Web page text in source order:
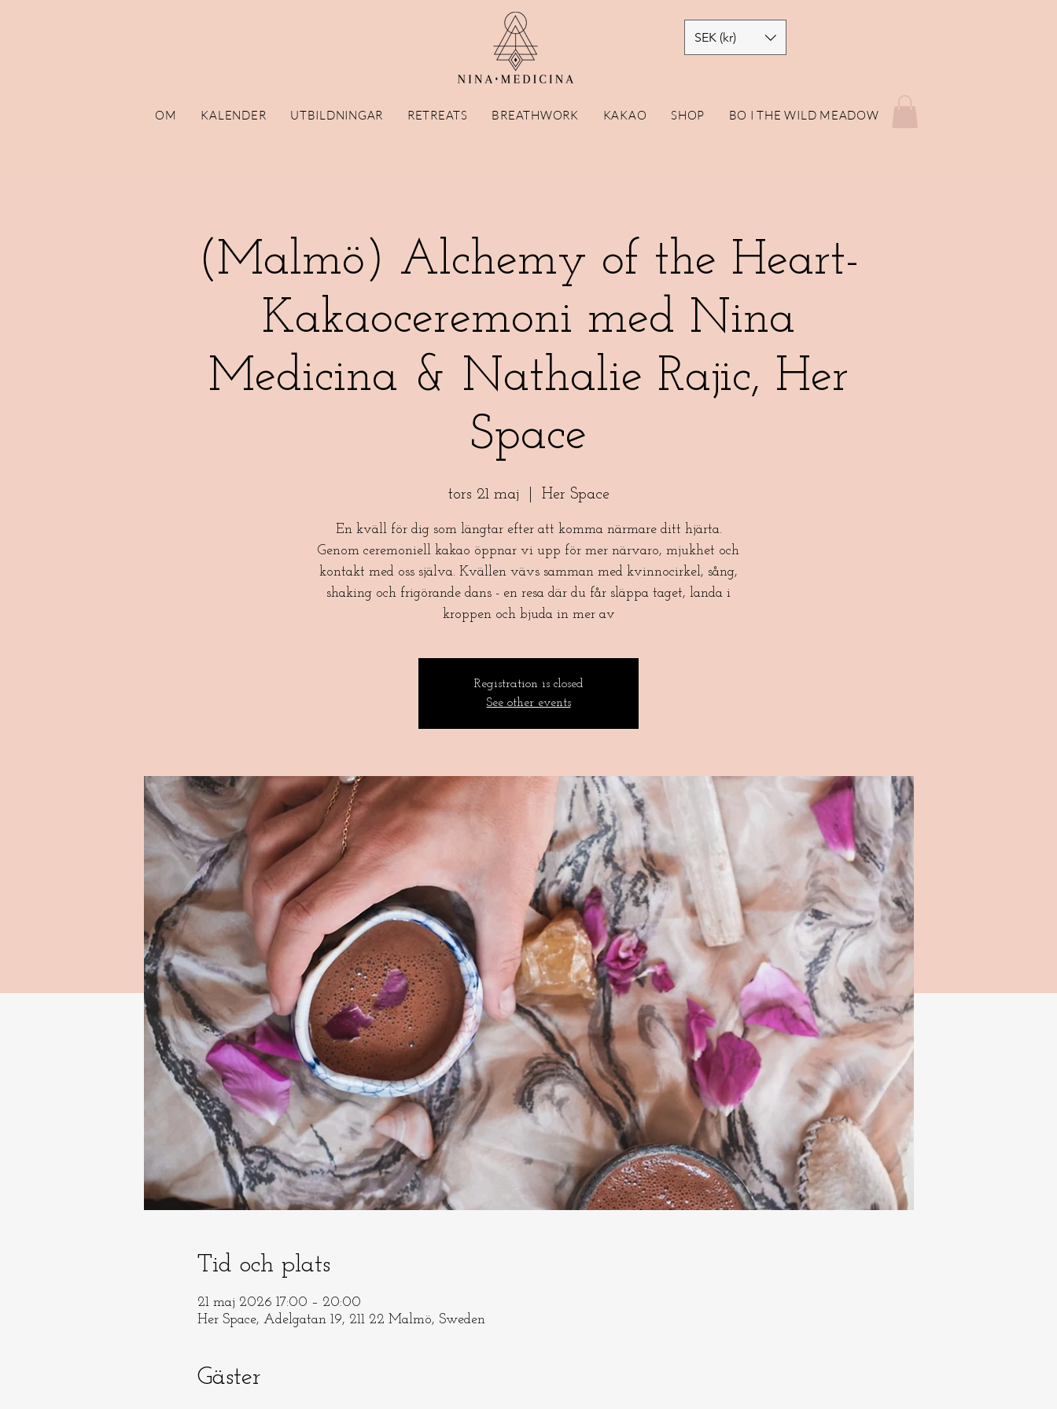
SEK (kr)
OM KALENDER UTBILDNINGAR RETREATS BREATHWORK KAKAO SHOP BO I THE WILD MEADOW
(Malmö) Alchemy of the Heart-
Kakaoceremoni med Nina
Medicina & Nathalie Rajic, Her
Space
tors 21 maj Her Space
En kväll för dig som längtar efter att komma närmare ditt hjärta.
Genom ceremoniell kakao öppnar vi upp för mer närvaro, mjukhet och
kontakt med oss själva. Kvällen vävs samman med kvinnocirkel, sång,
shaking och frigörande dans - en resa där du får släppa taget, landa i
kroppen och bjuda in mer av
Registration is closed
See other events
Tid och plats
21 maj 2026 17:00 – 20:00
Her Space, Adelgatan 19, 211 22 Malmö, Sweden
Gäster